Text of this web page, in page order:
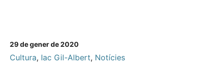
29 de gener de 2020
Cultura, Iac Gil-Albert, Notícies